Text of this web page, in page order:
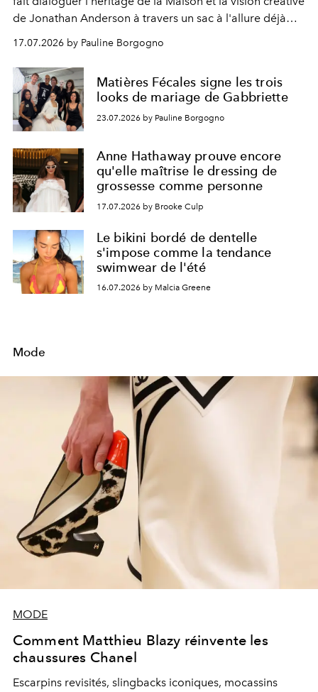
de Jonathan Anderson à travers un sac à l'allure déjà
17.07.2026 by Pauline Borgogno
Matières Fécales signe les trois
looks de mariage de Gabbriette
23.07.2026 by Pauline Borgogno
Anne Hathaway prouve encore
qu'elle maîtrise le dressing de
grossesse comme personne
17.07.2026 by Brooke Culp
Le bikini bordé de dentelle
s'impose comme la tendance
swimwear de l'été
16.07.2026 by Malcia Greene
Mode
MODE
Comment Matthieu Blazy réinvente les
chaussures Chanel
Escarpins revisités, slingbacks iconiques, mocassins